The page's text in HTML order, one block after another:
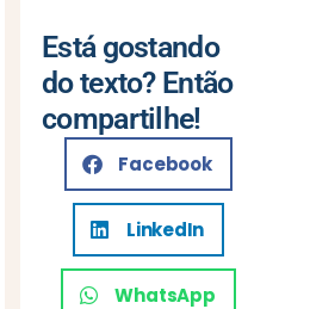
Está gostando
do texto? Então
compartilhe!
Facebook
LinkedIn
WhatsApp